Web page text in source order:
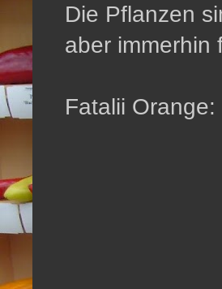
Die Pflanzen
aber immerhin
Fatalii Orange: